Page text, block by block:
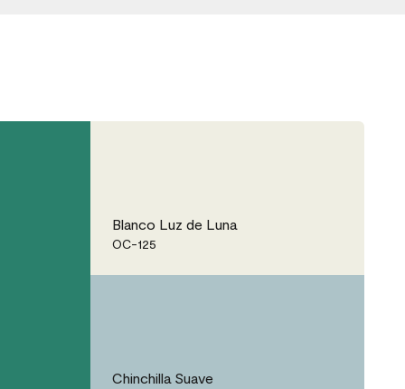
Blanco Luz de Luna
OC-125
Chinchilla Suave